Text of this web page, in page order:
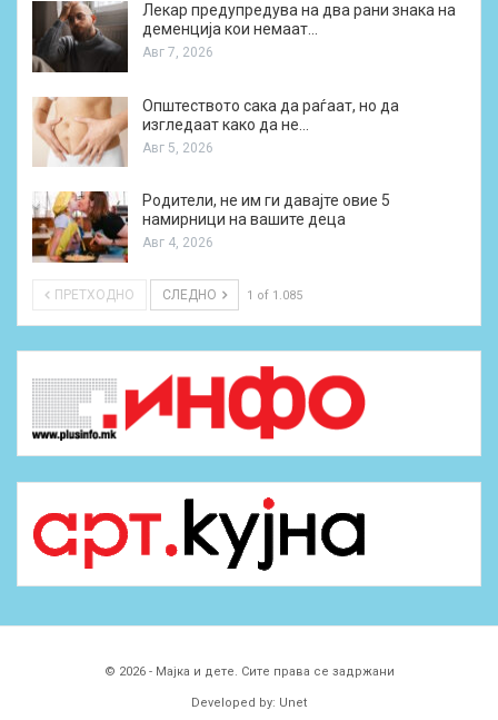
Лекар предупредува на два рани знака на
деменција кои немаат…
Авг 7, 2026
Општеството сака да раѓаат, но да
изгледаат како да не…
Авг 5, 2026
Родители, не им ги давајте овие 5
намирници на вашите деца
Авг 4, 2026
ПРЕТХОДНО СЛЕДНО 1 of 1.085
© 2026 - Мајка и дете. Сите права се задржани
Developed by: Unet